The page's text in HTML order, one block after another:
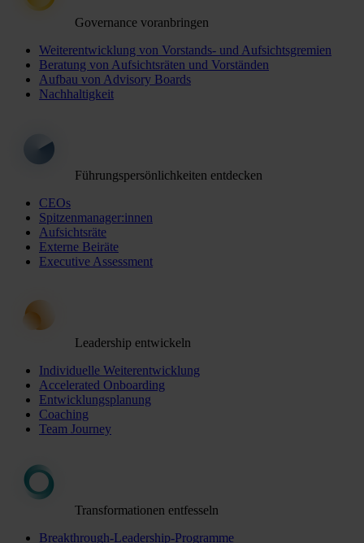
Governance voranbringen
Weiterentwicklung von Vorstands- und Aufsichtsgremien
Beratung von Aufsichtsräten und Vorständen
Aufbau von Advisory Boards
Nachhaltigkeit
Führungspersönlichkeiten entdecken
CEOs
Spitzenmanager:innen
Aufsichtsräte
Externe Beiräte
Executive Assessment
Leadership entwickeln
Individuelle Weiterentwicklung
Accelerated Onboarding
Entwicklungsplanung
Coaching
Team Journey
Transformationen entfesseln
Breakthrough-Leadership-Programme